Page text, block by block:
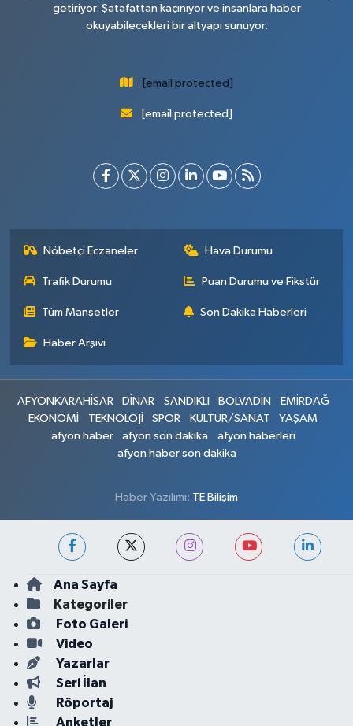
getiriyor. Şatafattan kaçınıyor ve insanlara haber
okuyabilecekleri bir altyapı sunuyor.
[email protected]
[email protected]
Nöbetçi Eczaneler Hava Durumu
Trafik Durumu Puan Durumu ve Fikstür
Tüm Manşetler Son Dakika Haberleri
Haber Arşivi
AFYONKARAHİSAR DİNAR SANDIKLI BOLVADİN
EMİRDAĞ
EKONOMİ
TEKNOLOJİ SPOR KÜLTÜR/SANAT
YAŞAM
afyon haber
afyon son dakika
afyon haberleri
afyon haber son dakika
Haber Yazılımı: TE Bilişim
Ana Sayfa
Kategoriler
Foto Galeri
Video
Yazarlar
Seri İlan
Röportaj
Anketler